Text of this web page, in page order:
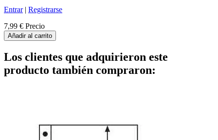
Entrar| Registrarse
7,99 € Precio
Añadir al carrito
Los clientes que adquirieron este
producto también compraron: